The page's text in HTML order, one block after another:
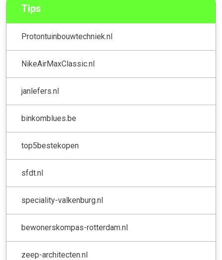
Tips
Protontuinbouwtechniek.nl
NikeAirMaxClassic.nl
janlefers.nl
binkomblues.be
top5bestekopen
sfdt.nl
speciality-valkenburg.nl
bewonerskompas-rotterdam.nl
zeep-architecten.nl